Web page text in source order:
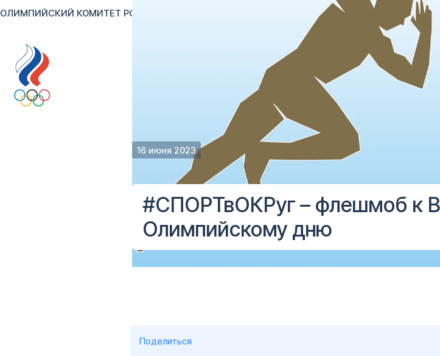
ОЛИМПИЙСКИЙ КОМИТЕТ РОССИИ Версия для слабовидящих
16 июня 2023
#СПОРТвОКРуг – флешмоб к
Олимпийскому дню
Поделиться